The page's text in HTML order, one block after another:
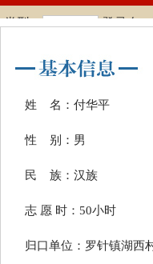
姓 名：付华平
性 别：男
民 族：汉族
志 愿 时：50小时
归口单位：罗针镇湖西